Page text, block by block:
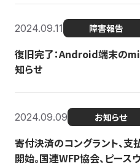
2024.09.11 障害報告
復旧完了：Android端末の
知らせ
2024.09.09 お知らせ
寄付決済のコングラント、支
開始。国連WFP協会、ピース